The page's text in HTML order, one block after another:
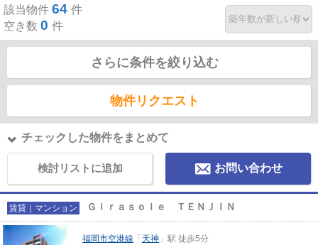
該当物件 64 件
空き数 0 件
さらに条件を絞り込む
物件リクエスト
チェックした物件をまとめて
検討リストに追加 お問い合わせ
賃貸｜マンション Ｇｉｒａｓｏｌｅ ＴＥＮＪＩＮ
福岡市空港線 「天神 」駅 徒歩5分